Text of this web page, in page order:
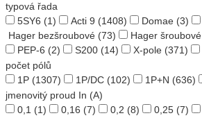
typová řada
5SY6 (1) Acti 9 (1408) Domae (3)
Hager bezšroubové (73) Hager šroubové
PEP-6 (2) S200 (14) X-pole (371)
počet pólů
1P (1307) 1P/DC (102) 1P+N (636)
jmenovitý proud In (A)
0,1 (1) 0,16 (7) 0,2 (8) 0,25 (7)